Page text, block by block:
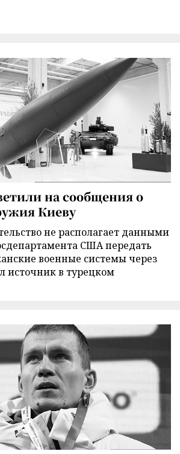
на сообщения о
Киеву
не располагает данными
США передать
военные системы через
источник в турецком